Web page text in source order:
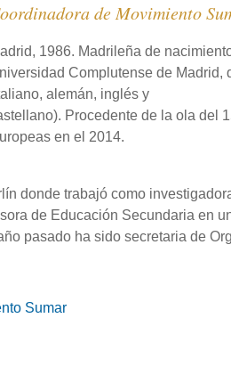
de Movimiento
1986. Madrileña de
Complutense de Madrid,
alemán, inglés y
Procedente de la ola del
en el 2014.
donde trabajó como
de Educación Secundaria en
pasado ha sido secretaria de
Sumar